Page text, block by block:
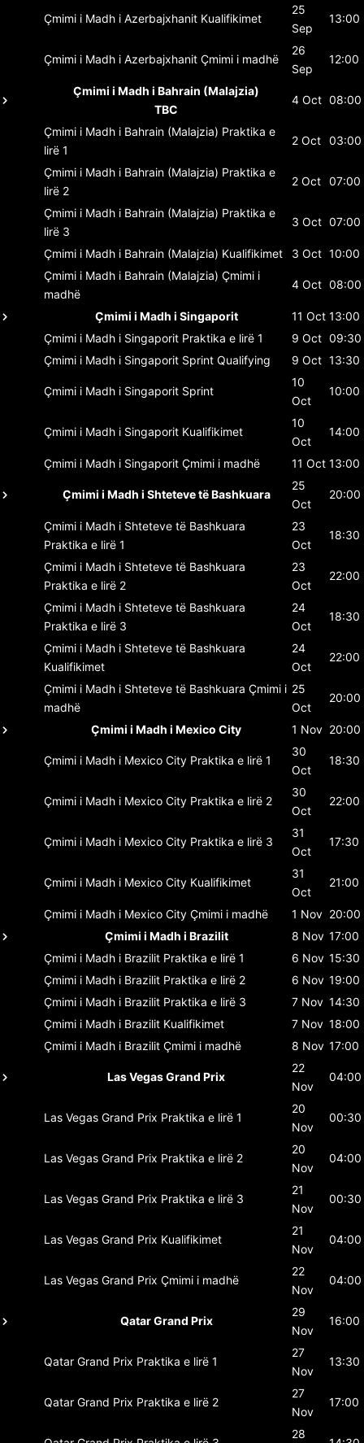
Çmimi i Madh i Azerbajxhanit Kualifikimet
25
Sep
13:00
Çmimi i Madh i Azerbajxhanit Çmimi i madhë
26
Sep
12:00
Çmimi i Madh i Bahrain (Malajzia)
TBC
4 Oct 08:00
Çmimi i Madh i Bahrain (Malajzia) Praktika e
lirë 1
2 Oct 03:00
Çmimi i Madh i Bahrain (Malajzia) Praktika e
lirë 2
2 Oct 07:00
Çmimi i Madh i Bahrain (Malajzia) Praktika e
lirë 3
3 Oct 07:00
Çmimi i Madh i Bahrain (Malajzia) Kualifikimet 3 Oct 10:00
Çmimi i Madh i Bahrain (Malajzia) Çmimi i
madhë
4 Oct 08:00
Çmimi i Madh i Singaporit 11 Oct 13:00
Çmimi i Madh i Singaporit Praktika e lirë 1 9 Oct 09:30
Çmimi i Madh i Singaporit Sprint Qualifying 9 Oct 13:30
Çmimi i Madh i Singaporit Sprint
10
Oct
10:00
Çmimi i Madh i Singaporit Kualifikimet
10
Oct
14:00
Çmimi i Madh i Singaporit Çmimi i madhë 11 Oct 13:00
Çmimi i Madh i Shteteve të Bashkuara
25
Oct
20:00
Çmimi i Madh i Shteteve të Bashkuara
Praktika e lirë 1
23
Oct
18:30
Çmimi i Madh i Shteteve të Bashkuara
Praktika e lirë 2
23
Oct
22:00
Çmimi i Madh i Shteteve të Bashkuara
Praktika e lirë 3
24
Oct
18:30
Çmimi i Madh i Shteteve të Bashkuara
Kualifikimet
24
Oct
22:00
Çmimi i Madh i Shteteve të Bashkuara Çmimi i
madhë
25
Oct
20:00
Çmimi i Madh i Mexico City 1 Nov 20:00
Çmimi i Madh i Mexico City Praktika e lirë 1
30
Oct
18:30
Çmimi i Madh i Mexico City Praktika e lirë 2
30
Oct
22:00
Çmimi i Madh i Mexico City Praktika e lirë 3
31
Oct
17:30
Çmimi i Madh i Mexico City Kualifikimet
31
Oct
21:00
Çmimi i Madh i Mexico City Çmimi i madhë 1 Nov 20:00
Çmimi i Madh i Brazilit
8 Nov 17:00
Çmimi i Madh i Brazilit Praktika e lirë 1 6 Nov 15:30
Çmimi i Madh i Brazilit Praktika e lirë 2 6 Nov 19:00
Çmimi i Madh i Brazilit Praktika e lirë 3 7 Nov 14:30
Çmimi i Madh i Brazilit Kualifikimet 7 Nov 18:00
Çmimi i Madh i Brazilit Çmimi i madhë 8 Nov 17:00
Las Vegas Grand Prix
22
Nov
04:00
Las Vegas Grand Prix Praktika e lirë 1
20
Nov
00:30
Las Vegas Grand Prix Praktika e lirë 2
20
Nov
04:00
Las Vegas Grand Prix Praktika e lirë 3
21
Nov
00:30
Las Vegas Grand Prix Kualifikimet
21
Nov
04:00
Las Vegas Grand Prix Çmimi i madhë
22
Nov
04:00
Qatar Grand Prix
29
Nov
16:00
Qatar Grand Prix Praktika e lirë 1
27
Nov
13:30
Qatar Grand Prix Praktika e lirë 2
27
Nov
17:00
28